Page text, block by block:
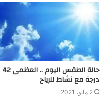
حالة الطقس اليوم .. العظمى 42
درجة مع نشاط للرياح
2 مايو، 2021